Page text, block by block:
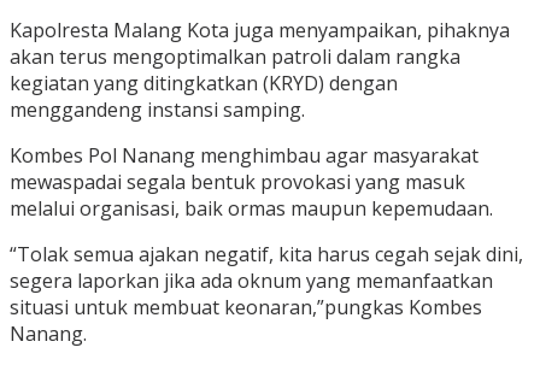
Kapolresta Malang Kota juga menyampaikan, pihaknya
akan terus mengoptimalkan patroli dalam rangka
kegiatan yang ditingkatkan (KRYD) dengan
menggandeng instansi samping.
Kombes Pol Nanang menghimbau agar masyarakat
mewaspadai segala bentuk provokasi yang masuk
melalui organisasi, baik ormas maupun kepemudaan.
“Tolak semua ajakan negatif, kita harus cegah sejak dini,
segera laporkan jika ada oknum yang memanfaatkan
situasi untuk membuat keonaran,”pungkas Kombes
Nanang.